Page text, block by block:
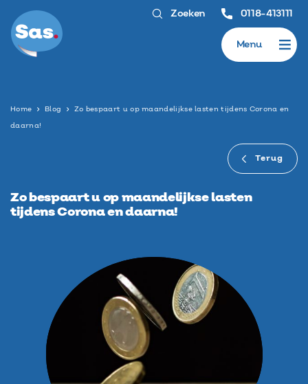
Zoeken 0118-413111
Menu
Home Blog
Zo bespaart u op maandelijkse lasten tijdens Corona en
daarna!
Terug
Zo bespaart u op maandelijkse lasten
tijdens Corona en daarna!